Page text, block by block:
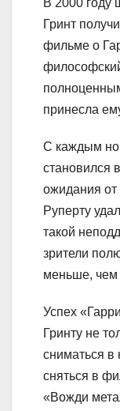
В 2000 году
Гринт
фильме о
принесла
С каждым
становился
ожидания от
Руперту
такой
зрители
меньше, чем
Успех
Гринту не
сниматься в
сняться в
«Вожди